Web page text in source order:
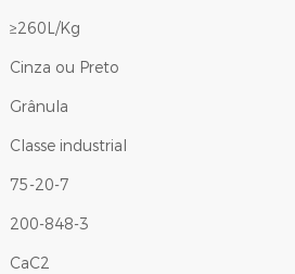
≥260L/Kg
Cinza ou Preto
Grânula
Classe industrial
75-20-7
200-848-3
CaC2